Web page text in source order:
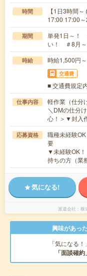
時間
【1日3時間
17:00 17:00
期間
単発1日～！
い！ ＃8月
時給 時給1,500円
交通費
■ 交通費規定
仕事内容
軽作業（仕分
＼DMの仕分
心！＞▼封入
応募資格
職種未経験
要
▼未経験OK
持ちの方（業
気になる!
派遣会社 株
興味があっ
「気になる
「面談確約